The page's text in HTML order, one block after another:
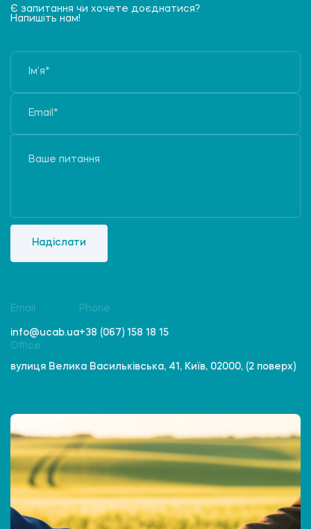
Є запитання чи хочете доєднатися?
Напишіть нам!
Надіслати
Email
info@ucab.ua
Phone
+38 (067) 158 18 15
Office
вулиця Велика Васильківська, 41, Київ, 02000, (2 поверх)